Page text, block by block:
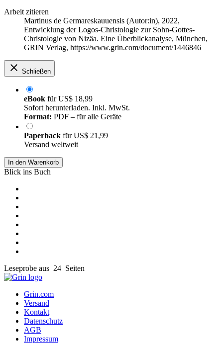
Arbeit zitieren
Martinus de Germareskauuensis (Autor:in), 2022,
Entwicklung der Logos-Christologie zur Sohn-Gottes-
Christologie von Nizäa. Eine Überblickanalyse, München,
GRIN Verlag, https://www.grin.com/document/1446846
Schließen
eBook fürUS$ 18,99
Sofort herunterladen. Inkl. MwSt.
Format: PDF – für alle Geräte
Paperback fürUS$ 21,99
Versand weltweit
In den Warenkorb
Blick ins Buch
Leseprobe aus 24 Seiten
Grin.com
Versand
Kontakt
Datenschutz
AGB
Impressum